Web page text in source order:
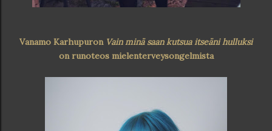
Vanamo Karhupuron Vain minä saan kutsua itseäni hulluksi
on runoteos mielenterveysongelmista